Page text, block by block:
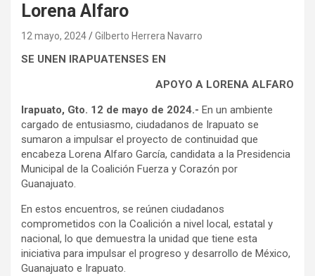
Lorena Alfaro
12 mayo, 2024 Gilberto Herrera Navarro
SE UNEN IRAPUATENSES EN
APOYO A LORENA ALFARO
Irapuato, Gto. 12 de mayo de 2024.- En un ambiente
cargado de entusiasmo, ciudadanos de Irapuato se
sumaron a impulsar el proyecto de continuidad que
encabeza Lorena Alfaro García, candidata a la Presidencia
Municipal de la Coalición Fuerza y Corazón por
Guanajuato.
En estos encuentros, se reúnen ciudadanos
comprometidos con la Coalición a nivel local, estatal y
nacional, lo que demuestra la unidad que tiene esta
iniciativa para impulsar el progreso y desarrollo de México,
Guanajuato e Irapuato.